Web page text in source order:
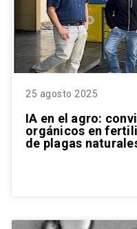
25 agosto 2025
IA en el agro:
orgánicos en
de plagas